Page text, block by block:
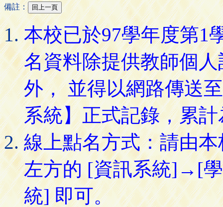
備註：
本校已於97學年度第1
名資料除提供教師個
外， 並得以網路傳送
系統】正式記錄，累
線上點名方式：請由
左方的 [資訊系統]→[
統] 即可。